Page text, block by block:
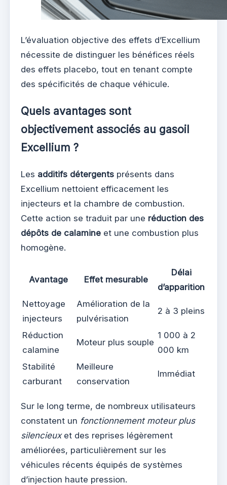
L’évaluation objective des effets d’Excellium
nécessite de distinguer les bénéfices réels
des effets placebo, tout en tenant compte
des spécificités de chaque véhicule.
Quels avantages sont
objectivement associés au gasoil
Excellium ?
Les additifs détergents présents dans
Excellium nettoient efficacement les
injecteurs et la chambre de combustion.
Cette action se traduit par une réduction des
dépôts de calamine et une combustion plus
homogène.
Avantage Effet mesurable
Délai
d’apparition
Nettoyage
injecteurs
Amélioration de la
pulvérisation
2 à 3 pleins
Réduction
calamine
Moteur plus souple
1 000 à 2
000 km
Stabilité
carburant
Meilleure
conservation
Immédiat
Sur le long terme, de nombreux utilisateurs
constatent un fonctionnement moteur plus
silencieuxet des reprises légèrement
améliorées, particulièrement sur les
véhicules récents équipés de systèmes
d’injection haute pression.